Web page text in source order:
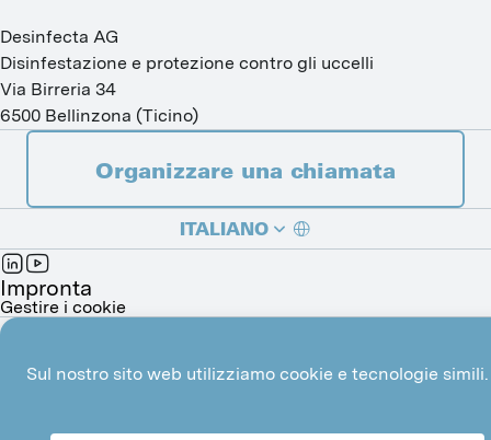
Desinfecta AG
Disinfestazione e protezione contro gli uccelli
Via Birreria 34
6500 Bellinzona (Ticino)
Organizzare una chiamata
ITALIANO
Impronta
Gestire i cookie
Sul nostro sito web utilizziamo cookie e tecnologie simili.